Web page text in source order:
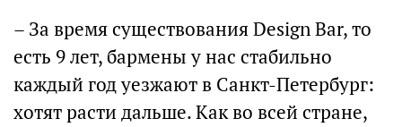
– За время существования Design Bar, то
есть 9 лет, бармены у нас стабильно
каждый год уезжают в Санкт-Петербург:
хотят расти дальше. Как во всей стране,